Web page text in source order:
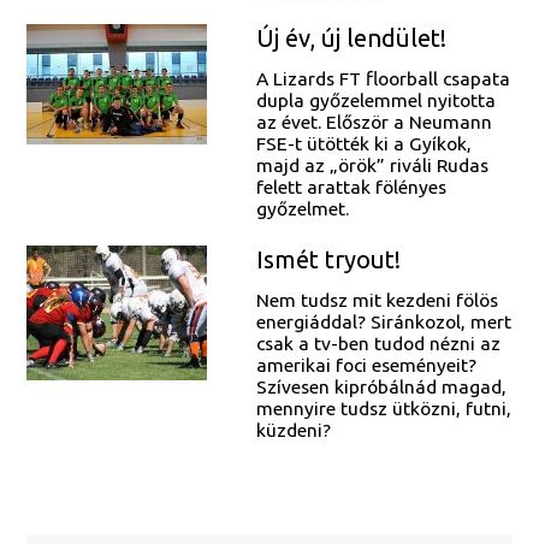
Új év, új lendület!
A Lizards FT floorball csapata
dupla győzelemmel nyitotta
az évet. Először a Neumann
FSE-t ütötték ki a Gyíkok,
majd az „örök” riváli Rudas
felett arattak fölényes
győzelmet.
Ismét tryout!
Nem tudsz mit kezdeni fölös
energiáddal? Siránkozol, mert
csak a tv-ben tudod nézni az
amerikai foci eseményeit?
Szívesen kipróbálnád magad,
mennyire tudsz ütközni, futni,
küzdeni?